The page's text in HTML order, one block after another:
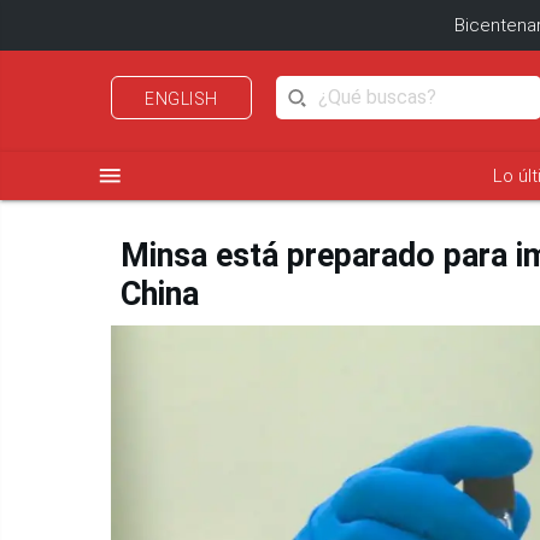
ENGLISH
menu Lo
Minsa está preparado para
China